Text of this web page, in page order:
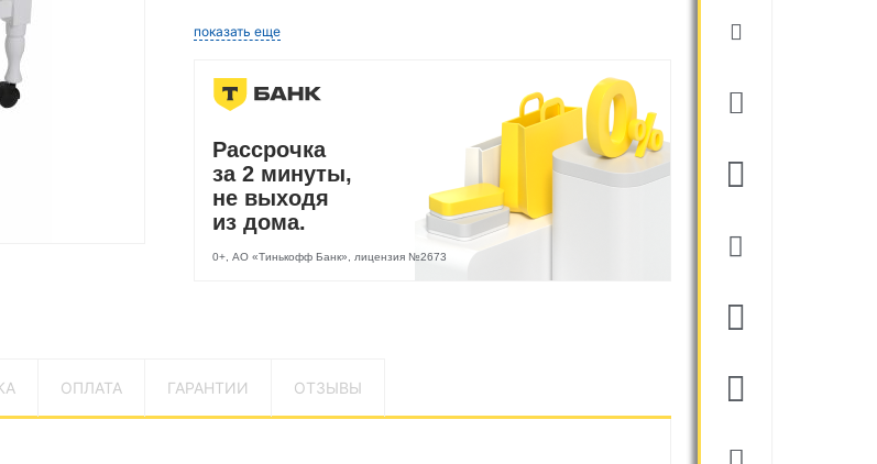
показать еще
Рассрочка
за 2 минуты,
не выходя
из дома.
0+, АО «Тинькофф Банк», лицензия №2673
ОПЛАТА ГАРАНТИИ ОТЗЫВЫ